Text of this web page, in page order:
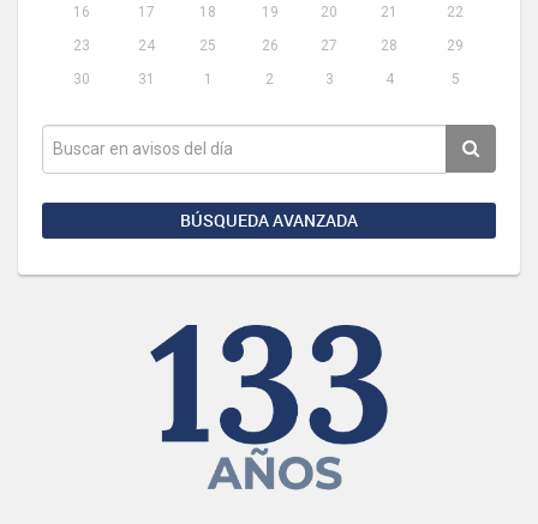
16
17 18 19 20 21
22
23
24 25 26 27 28
29
30
31 1 2 3 4 5
BÚSQUEDA AVANZADA